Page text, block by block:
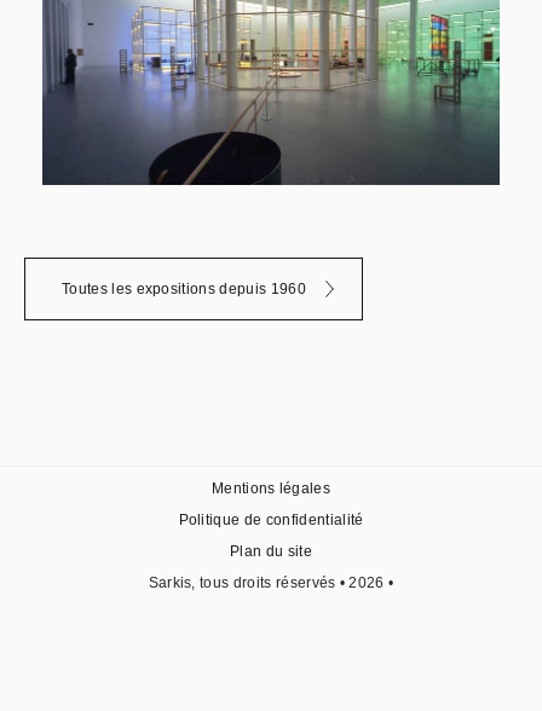
Toutes les expositions depuis 1960
Sarkis, tous droits réservés • 2026 •
Mentions légales
Politique de confidentialité
Plan du site